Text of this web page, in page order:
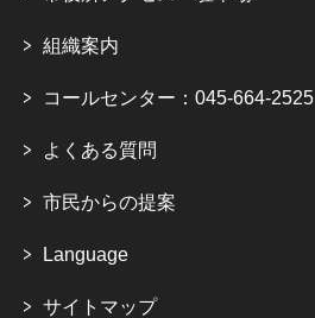
組織案内
コールセンター：045-664-2525
よくある質問
市民からの提案
Language
サイトマップ